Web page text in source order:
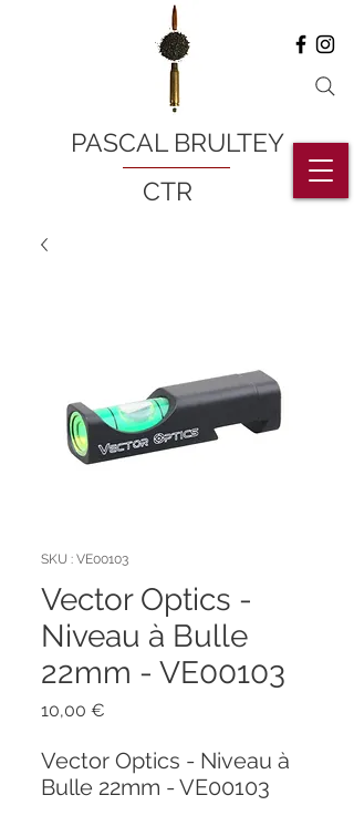
PASCAL BRULTEY
CTR
SKU : VE00103
Vector Optics -
Niveau à Bulle
22mm - VE00103
10,00 €
Vector Optics - Niveau à
Bulle 22mm - VE00103